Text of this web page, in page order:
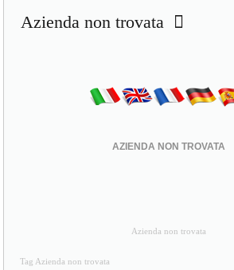
Azienda non trovata
AZIENDA NON TROVATA
Azienda non trovata
Tag Azienda non trovata